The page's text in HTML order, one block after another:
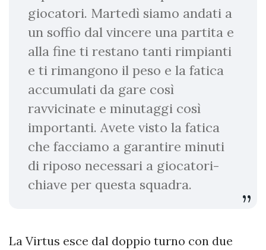
giocatori. Martedì siamo andati a
un soffio dal vincere una partita e
alla fine ti restano tanti rimpianti
e ti rimangono il peso e la fatica
accumulati da gare così
ravvicinate e minutaggi così
importanti. Avete visto la fatica
che facciamo a garantire minuti
di riposo necessari a giocatori-
chiave per questa squadra.
La Virtus esce dal doppio turno con due